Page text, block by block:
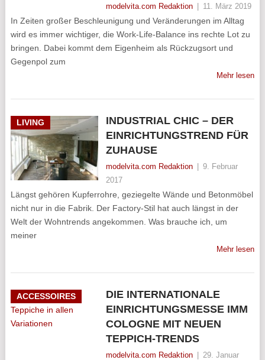
modelvita.com Redaktion 11. März 2019
In Zeiten großer Beschleunigung und Veränderungen im Alltag
wird es immer wichtiger, die Work-Life-Balance ins rechte Lot zu
bringen. Dabei kommt dem Eigenheim als Rückzugsort und
Gegenpol zum
Mehr lesen
LIVING
INDUSTRIAL CHIC – DER
EINRICHTUNGSTREND FÜR
ZUHAUSE
modelvita.com Redaktion
9. Februar
2017
Längst gehören Kupferrohre, geziegelte Wände und Betonmöbel
nicht nur in die Fabrik. Der Factory-Stil hat auch längst in der
Welt der Wohntrends angekommen. Was brauche ich, um
meiner
Mehr lesen
ACCESSOIRES
DIE INTERNATIONALE
EINRICHTUNGSMESSE IMM
COLOGNE MIT NEUEN
TEPPICH-TRENDS
modelvita.com Redaktion
29. Januar